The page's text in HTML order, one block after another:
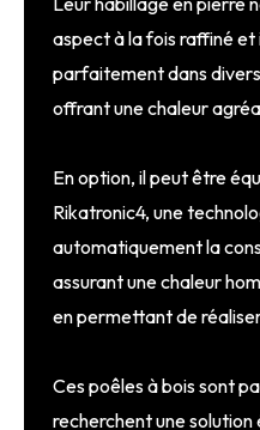
aspect à la fois raffiné et
parfaitement dans
offrant une chaleur
En option, il peut être
Rikatronic4, une
automatiquement la
assurant une chaleur
en permettant de
Ces poêles à bois sont
recherchent une